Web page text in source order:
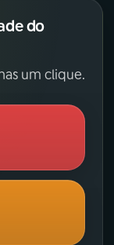
do
um clique.